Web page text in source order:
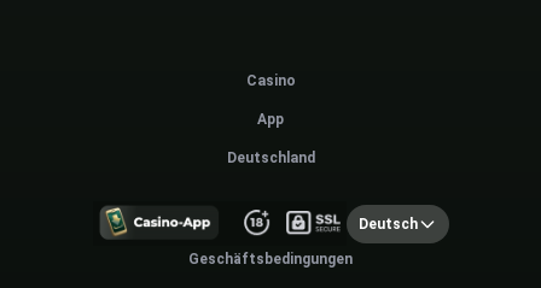
Casino
App
Deutschland
Deutsch
Geschäftsbedingungen